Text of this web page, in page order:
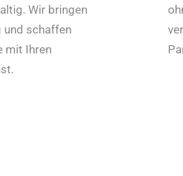
Wir bringen
und schaffen
mit Ihren